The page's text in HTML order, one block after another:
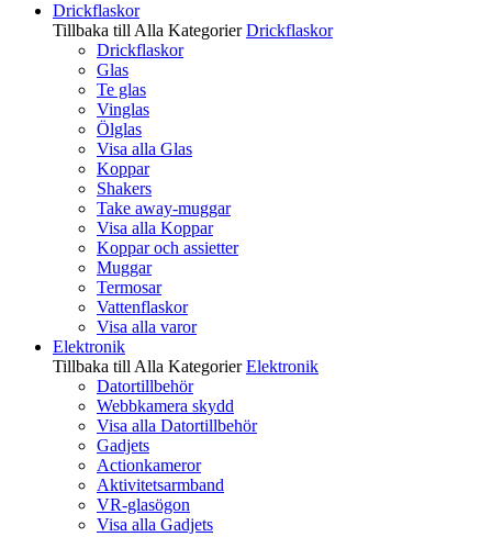
Drickflaskor
Tillbaka till Alla Kategorier Drickflaskor
Drickflaskor
Glas
Te glas
Vinglas
Ölglas
Visa alla Glas
Koppar
Shakers
Take away-muggar
Visa alla Koppar
Koppar och assietter
Muggar
Termosar
Vattenflaskor
Visa alla varor
Elektronik
Tillbaka till Alla Kategorier Elektronik
Datortillbehör
Webbkamera skydd
Visa alla Datortillbehör
Gadjets
Actionkameror
Aktivitetsarmband
VR-glasögon
Visa alla Gadjets